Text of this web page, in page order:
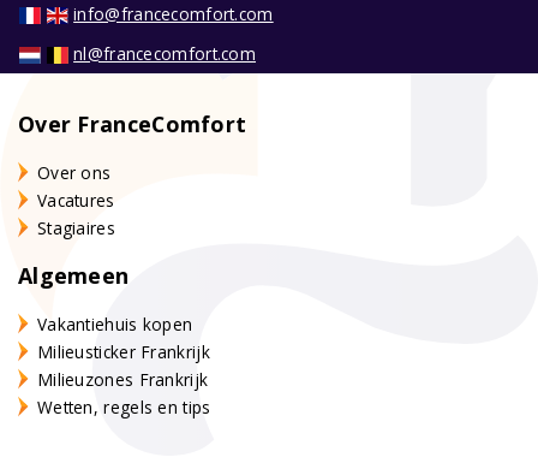
info@francecomfort.com
nl@francecomfort.com
Over FranceComfort
Over ons
Vacatures
Stagiaires
Algemeen
Vakantiehuis kopen
Milieusticker Frankrijk
Milieuzones Frankrijk
Wetten, regels en tips